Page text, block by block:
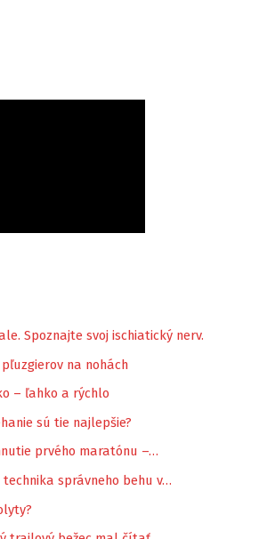
Spoznajte svoj ischiatický nerv.
na nohách
– ľahko a rýchlo
sú tie najlepšie?
prvého maratónu –…
správneho behu v…